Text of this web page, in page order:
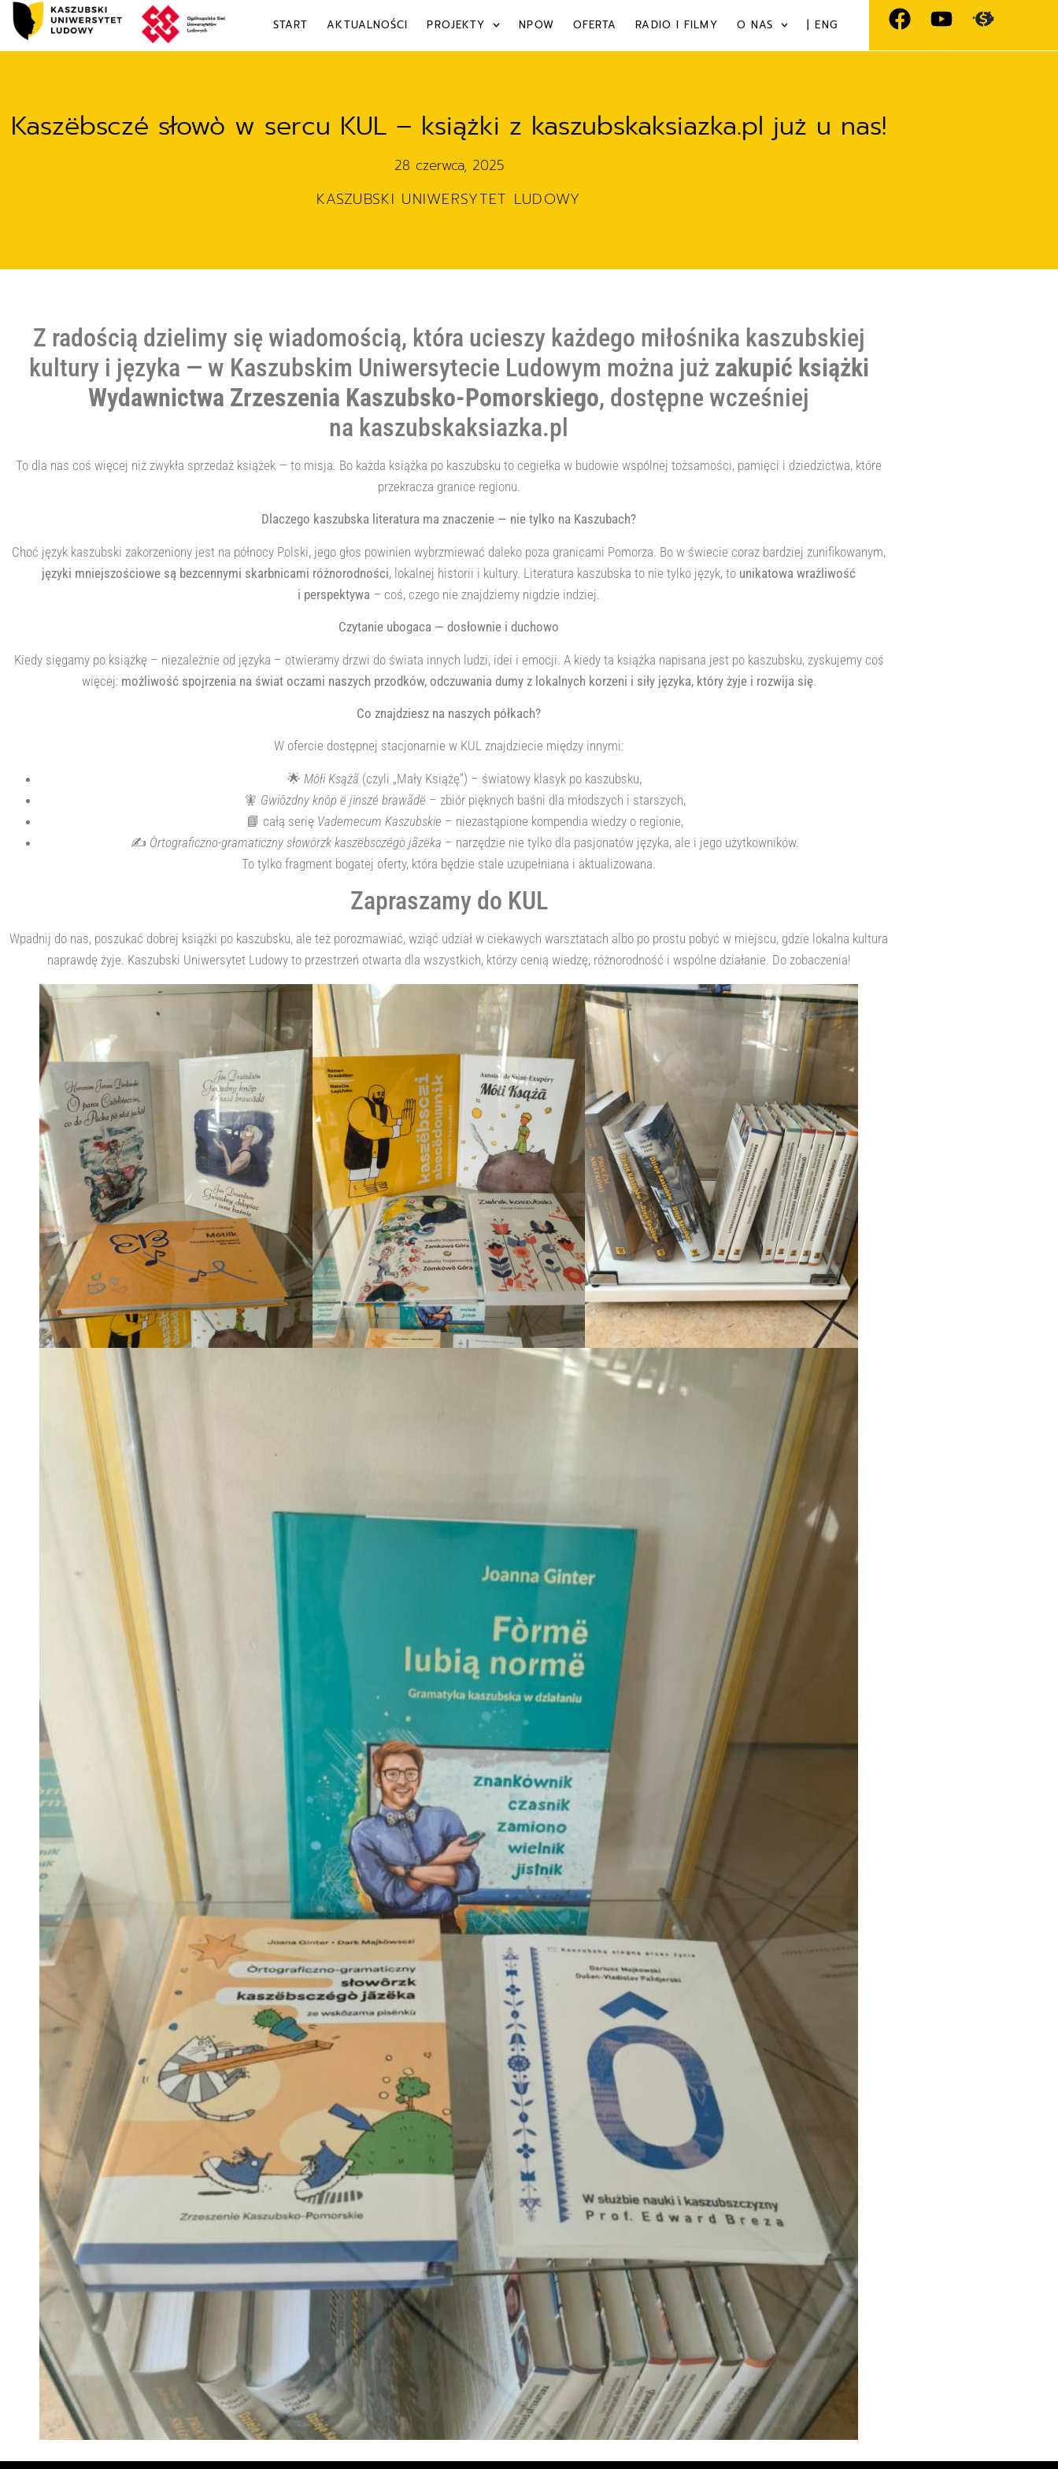
START AKTUALNOŚCI PROJEKTY NPOW OFERTA RADIO I FILMY O NAS | ENG
Kaszëbsczé słowò w sercu KUL – książki z kaszubskaksiazka.pl już u nas!
28 czerwca, 2025
KASZUBSKI UNIWERSYTET LUDOWY
Z radością dzielimy się wiadomością, która ucieszy każdego miłośnika kaszubskiej
kultury i języka — w Kaszubskim Uniwersytecie Ludowym można już zakupić książki
Wydawnictwa Zrzeszenia Kaszubsko-Pomorskiego, dostępne wcześniej
na kaszubskaksiazka.pl
To dla nas coś więcej niż zwykła sprzedaż książek — to misja. Bo każda książka po kaszubsku to cegiełka w budowie wspólnej tożsamości, pamięci i dziedzictwa, które
przekracza granice regionu.
Dlaczego kaszubska literatura ma znaczenie — nie tylko na Kaszubach?
Choć język kaszubski zakorzeniony jest na północy Polski, jego głos powinien wybrzmiewać daleko poza granicami Pomorza. Bo w świecie coraz bardziej zunifikowanym,
języki mniejszościowe są bezcennymi skarbnicami różnorodności, lokalnej historii i kultury. Literatura kaszubska to nie tylko język, to unikatowa wrażliwość
i perspektywa – coś, czego nie znajdziemy nigdzie indziej.
Czytanie ubogaca — dosłownie i duchowo
Kiedy sięgamy po książkę – niezależnie od języka – otwieramy drzwi do świata innych ludzi, idei i emocji. A kiedy ta książka napisana jest po kaszubsku, zyskujemy coś
więcej: możliwość spojrzenia na świat oczami naszych przodków, odczuwania dumy z lokalnych korzeni i siły języka, który żyje i rozwija się.
Co znajdziesz na naszych półkach?
W ofercie dostępnej stacjonarnie w KUL znajdziecie między innymi:
🌟 Môłi Ksążã (czyli „Mały Książę”) – światowy klasyk po kaszubsku,
🧚 Gwiôzdny knôp ë jinszé brawãdë– zbiór pięknych baśni dla młodszych i starszych,
📘 całą serię Vademecum Kaszubskie – niezastąpione kompendia wiedzy o regionie,
✍️ Òrtograficzno-gramaticzny słowôrzk kaszëbsczégò jãzëka – narzędzie nie tylko dla pasjonatów języka, ale i jego użytkowników.
To tylko fragment bogatej oferty, która będzie stale uzupełniana i aktualizowana.
Zapraszamy do KUL
Wpadnij do nas, poszukać dobrej książki po kaszubsku, ale też porozmawiać, wziąć udział w ciekawych warsztatach albo po prostu pobyć w miejscu, gdzie lokalna kultura
naprawdę żyje. Kaszubski Uniwersytet Ludowy to przestrzeń otwarta dla wszystkich, którzy cenią wiedzę, różnorodność i wspólne działanie. Do zobaczenia!